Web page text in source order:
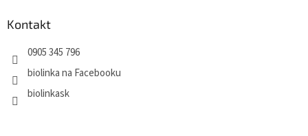
Kontakt
0905 345 796
biolinka na Facebooku
biolinkask